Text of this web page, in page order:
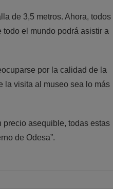
de 3,5 metros. Ahora, todos
el mundo podrá asistir a
por la calidad de la
la visita al museo sea lo más
asequible, todas estas
de Odesa”.